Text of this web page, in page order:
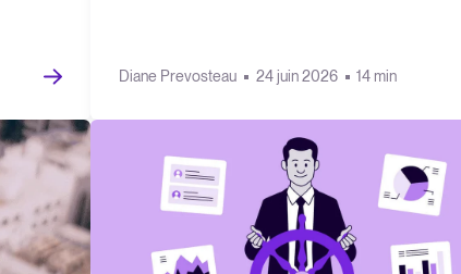
Diane Prevosteau 24 juin 2026 14 min